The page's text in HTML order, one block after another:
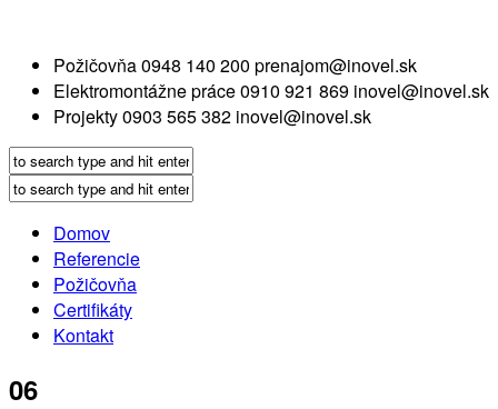
Požičovňa0948 140 200 prenajom@inovel.sk
Elektromontážne práce0910 921 869 inovel@inovel.sk
Projekty0903 565 382 inovel@inovel.sk
Domov
Referencie
Požičovňa
Certifikáty
Kontakt
06